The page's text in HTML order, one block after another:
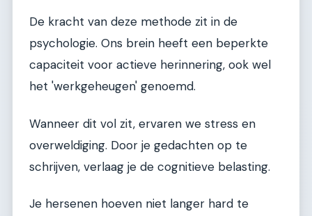
De kracht van deze methode zit in de
psychologie. Ons brein heeft een beperkte
capaciteit voor actieve herinnering, ook wel
het 'werkgeheugen' genoemd.
Wanneer dit vol zit, ervaren we stress en
overweldiging. Door je gedachten op te
schrijven, verlaag je de cognitieve belasting.
Je hersenen hoeven niet langer hard te